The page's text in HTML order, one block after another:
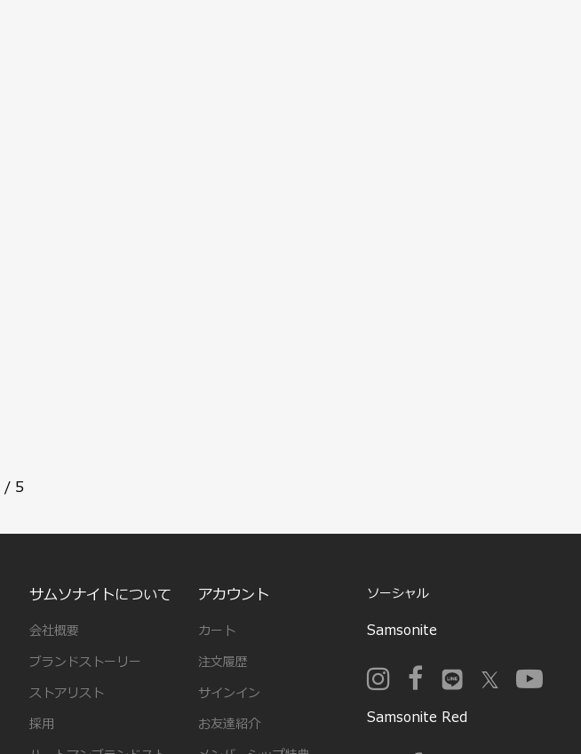
/ 5
サムソナイトについて
会社概要
ブランドストーリー
ストアリスト
採用
アカウント
カート
注文履歴
サインイン
お友達紹介
ソーシャル
Samsonite
Samsonite Red